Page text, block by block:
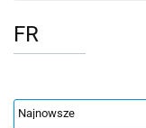
FR